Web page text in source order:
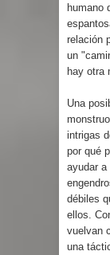
humano
relación
un
hay otra
Una
intrigas
por qué
ayudar a
débiles
ellos.
vuelvan
una